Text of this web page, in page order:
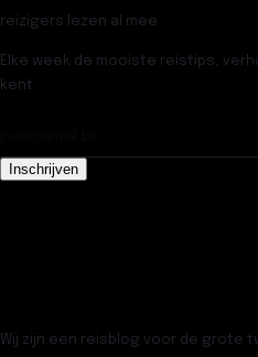
reizigers lezen al mee
Elke week de mooiste reistips,
kent.
Inschrijven
Wij zijn een reisblog voor de grote